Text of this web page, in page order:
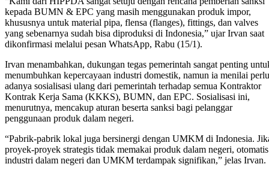
kepada BUMN & EPC yang masih menggunakan produk impor,
khususnya untuk material pipa, flensa (flanges), fittings, dan valves
yang sebenarnya sudah bisa diproduksi di Indonesia,” ujar Irvan saat
dikonfirmasi melalui pesan WhatsApp, Rabu (15/1).
Irvan menambahkan, dukungan tegas pemerintah sangat penting
menumbuhkan kepercayaan industri domestik, namun ia menilai perlu
adanya sosialisasi ulang dari pemerintah terhadap semua Kontraktor
Kontrak Kerja Sama (KKKS), BUMN, dan EPC. Sosialisasi ini,
menurutnya, mencakup aturan beserta sanksi bagi pelanggar
penggunaan produk dalam negeri.
“Pabrik-pabrik lokal juga bersinergi dengan UMKM di Indonesia.
proyek-proyek strategis tidak memakai produk dalam negeri, otomatis
industri dalam negeri dan UMKM terdampak signifikan,” jelas Irvan.